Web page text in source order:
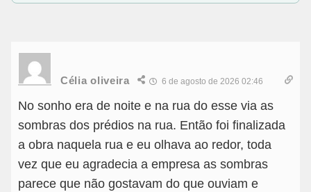
Célia oliveira 6 de agosto de 2026 02:46
No sonho era de noite e na rua do esse via as
sombras dos prédios na rua. Então foi finalizada
a obra naquela rua e eu olhava ao redor, toda
vez que eu agradecia a empresa as sombras
parece que não gostavam do que ouviam e